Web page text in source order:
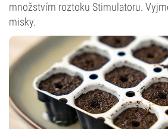
množstvím roztoku Stimulatoru.
misky.